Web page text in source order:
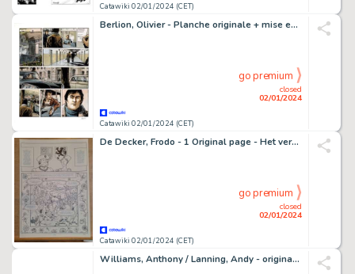
Catawiki 02/01/2024 (CET)
Berlion, Olivier - Planche originale + mise en couleur originale - Le Juge T1 - Chicago-sur-Rhône - (2015)
Catawiki 02/01/2024 (CET)
closed
02/01/2024
go premium
De Decker, Frodo - 1 Original page - Het verhaal van Vlaanderen 1 - 2022
Catawiki 02/01/2024 (CET)
closed
02/01/2024
go premium
Williams, Anthony / Lanning, Andy - original page - Fate #22 - (1996)